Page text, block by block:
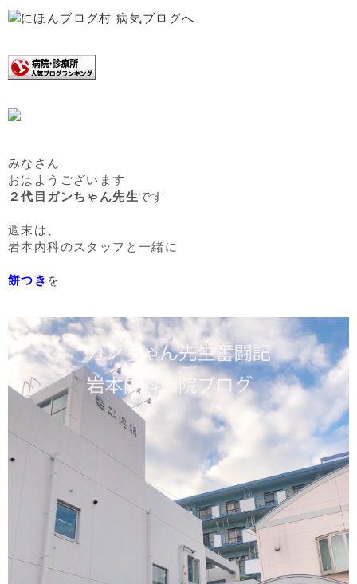
みなさん
おはようございます
２代目ガンちゃん先生です
週末は、
岩本内科のスタッフと一緒に
餅つき を